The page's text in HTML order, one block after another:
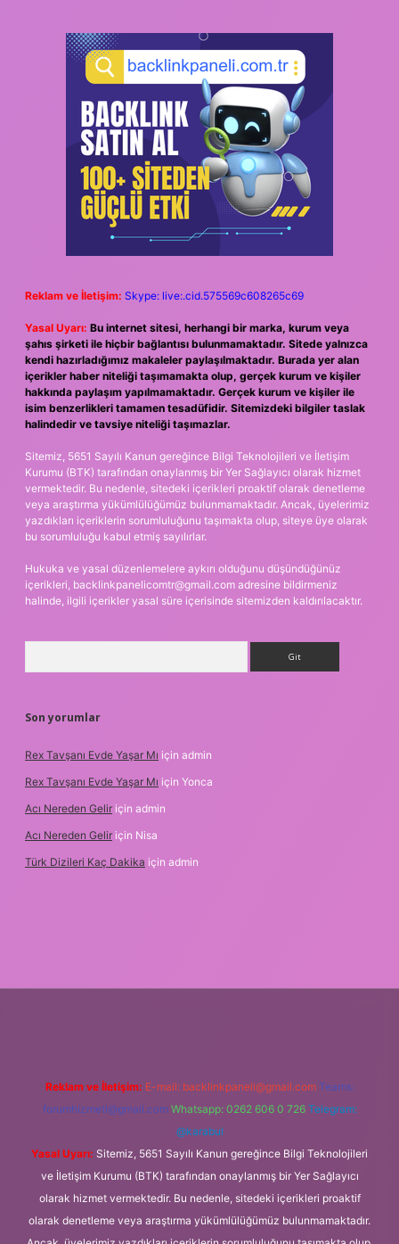
Reklam ve İletişim: Skype: live:.cid.575569c608265c69
Yasal Uyarı: Bu internet sitesi, herhangi bir marka, kurum veya
şahıs şirketi ile hiçbir bağlantısı bulunmamaktadır. Sitede yalnızca
kendi hazırladığımız makaleler paylaşılmaktadır. Burada yer alan
içerikler haber niteliği taşımamakta olup, gerçek kurum ve kişiler
hakkında paylaşım yapılmamaktadır. Gerçek kurum ve kişiler ile
isim benzerlikleri tamamen tesadüfidir. Sitemizdeki bilgiler taslak
halindedir ve tavsiye niteliği taşımazlar.
Sitemiz, 5651 Sayılı Kanun gereğince Bilgi Teknolojileri ve İletişim
Kurumu (BTK) tarafından onaylanmış bir Yer Sağlayıcı olarak hizmet
vermektedir. Bu nedenle, sitedeki içerikleri proaktif olarak denetleme
veya araştırma yükümlülüğümüz bulunmamaktadır. Ancak, üyelerimiz
yazdıkları içeriklerin sorumluluğunu taşımakta olup, siteye üye olarak
bu sorumluluğu kabul etmiş sayılırlar.
Hukuka ve yasal düzenlemelere aykırı olduğunu düşündüğünüz
içerikleri, backlinkpanelicomtr@gmail.com adresine bildirmeniz
halinde, ilgili içerikler yasal süre içerisinde sitemizden kaldırılacaktır.
Son yorumlar
Rex Tavşanı Evde Yaşar Mı için admin
Rex Tavşanı Evde Yaşar Mı için Yonca
Acı Nereden Gelir için admin
Acı Nereden Gelir için Nisa
Türk Dizileri Kaç Dakika için admin
Reklam ve İletişim: E-mail: backlinkpaneli@gmail.com Teams:
forumhizmeti@gmail.com Whatsapp: 0262 606 0 726 Telegram:
@karabul
Yasal Uyarı: Sitemiz, 5651 Sayılı Kanun gereğince Bilgi Teknolojileri
ve İletişim Kurumu (BTK) tarafından onaylanmış bir Yer Sağlayıcı
olarak hizmet vermektedir. Bu nedenle, sitedeki içerikleri proaktif
olarak denetleme veya araştırma yükümlülüğümüz bulunmamaktadır.